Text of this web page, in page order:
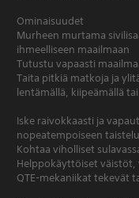
Ominaisuudet
Murheen murtama
ihmeelliseen maailmaan
Tutustu vapaasti
Taita pitkiä matkoja ja
lentämällä, kiipeämällä
Iske raivokkaasti ja
nopeatempoiseen
Kohtaa viholliset
Helppokäyttöiset
QTE-mekaniikat tekevät